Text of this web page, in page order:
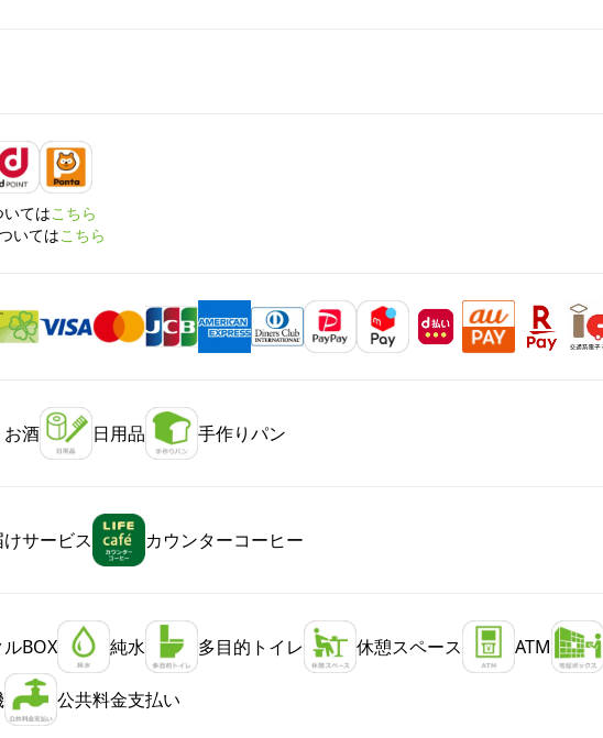
いてはこちら
いてはこちら
酒 日用品 手作りパン
サービス カウンターコーヒー
BOX 純水 多目的トイレ 休憩スペース ATM
公共料金支払い